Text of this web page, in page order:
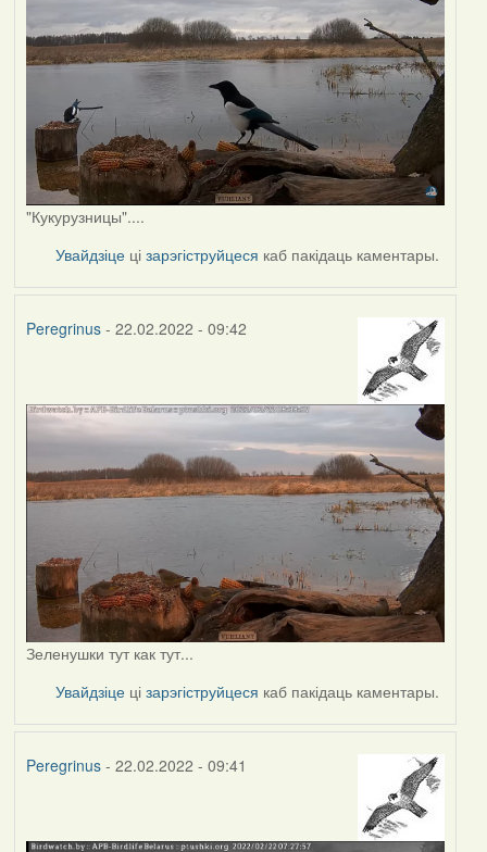
"Кукурузницы"....
Увайдзіце цізарэгіструйцеся каб пакідаць каментары.
Peregrinus- 22.02.2022 - 09:42
Зеленушки тут как тут...
Увайдзіце цізарэгіструйцеся каб пакідаць каментары.
Peregrinus- 22.02.2022 - 09:41